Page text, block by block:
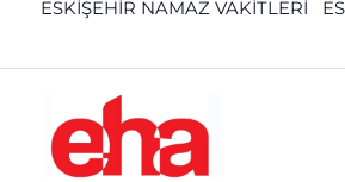
ESKİŞEHİR NAMAZ VAKİTLERİ